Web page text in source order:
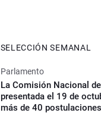
SELECCIÓN SEMANAL
Parlamento
La Comisión Nacional
presentada el 19 de
más de 40 postulaciones